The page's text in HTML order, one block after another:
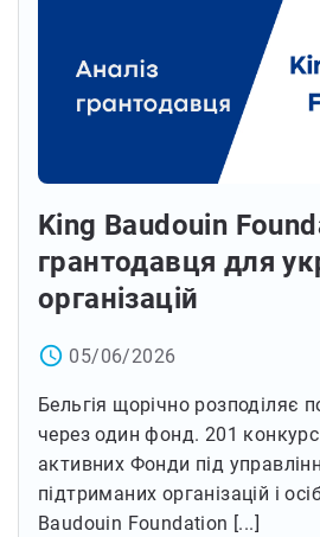
King Baudouin
грантодавця для
організацій
access_time 05/06/2026
Бельгія щорічно розподіляє
через один фонд. 201 конкурс
активних Фонди під
підтриманих організацій і
Baudouin Foundation [...]